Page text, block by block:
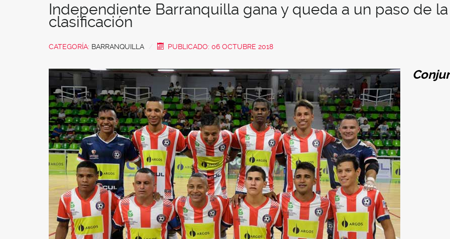
Independiente Barranquilla gana y queda a un paso de la
clasificación
CATEGORÍA: BARRANQUILLA PUBLICADO: 06 OCTUBRE 2018